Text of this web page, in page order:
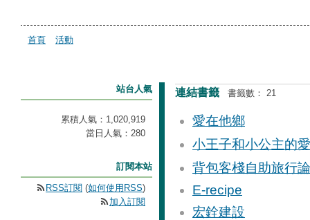
首頁 活動
連結書籤 書籤數： 21
愛在他鄉
小王子和小公主的
背包客棧自助旅行
E-recipe
宏銓建設
站台人氣
累積人氣： 1,020,919
當日人氣： 280
訂閱本站
RSS訂閱 (如何使用RSS)
加入訂閱